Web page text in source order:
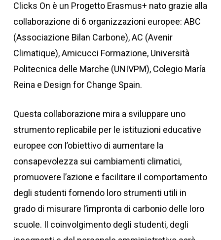
Clicks On è un Progetto Erasmus+ nato grazie alla
collaborazione di 6 organizzazioni europee: ABC
(Associazione Bilan Carbone), AC (Avenir
Climatique), Amicucci Formazione, Università
Politecnica delle Marche (UNIVPM), Colegio María
Reina e Design for Change Spain.
Questa collaborazione mira a sviluppare uno
strumento replicabile per le istituzioni educative
europee con l’obiettivo di aumentare la
consapevolezza sui cambiamenti climatici,
promuovere l’azione e facilitare il comportamento
degli studenti fornendo loro strumenti utili in
grado di misurare l’impronta di carbonio delle loro
scuole. Il coinvolgimento degli studenti, degli